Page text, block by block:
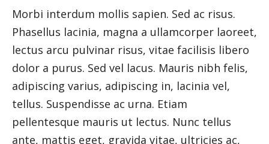
Morbi interdum mollis sapien. Sed ac risus.
Phasellus lacinia, magna a ullamcorper laoreet,
lectus arcu pulvinar risus, vitae facilisis libero
dolor a purus. Sed vel lacus. Mauris nibh felis,
adipiscing varius, adipiscing in, lacinia vel,
tellus. Suspendisse ac urna. Etiam
pellentesque mauris ut lectus. Nunc tellus
ante, mattis eget, gravida vitae, ultricies ac,